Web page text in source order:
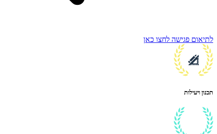
לתיאום פגישה לחצו כאן
תכנון ויעילות